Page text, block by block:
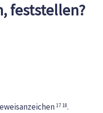
feststellen?
17 18.